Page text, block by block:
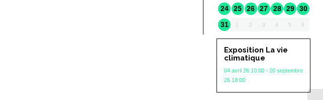
24 25 26 27 28 29 30
31 1 2 3 4 5 6
Exposition La vie
climatique
04 avril 26 10:00 - 20 septembre
26 18:00